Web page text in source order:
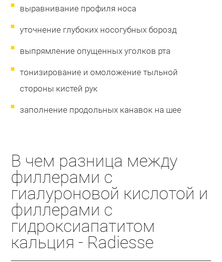
выравнивание профиля носа
уточнение глубоких носогубных борозд
выпрямление опущенных уголков рта
тонизирование и омоложение тыльной
стороны кистей рук
заполнение продольных канавок на шее
В чем разница между
филлерами с
гиалуроновой кислотой и
филлерами с
гидроксиапатитом
кальция - Radiesse